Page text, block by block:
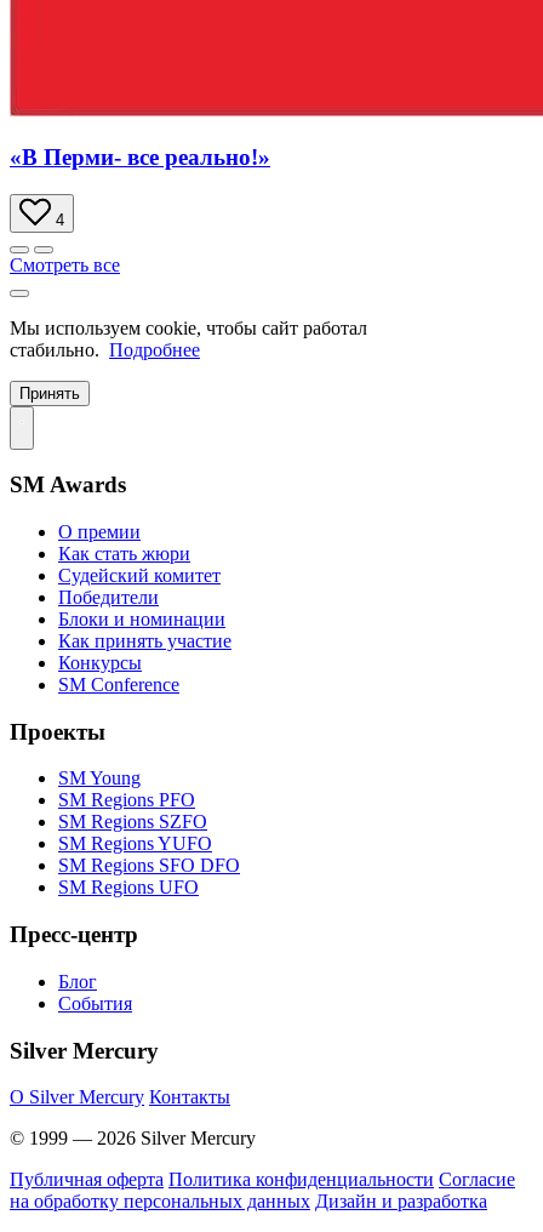
«В Перми- все реально!»
4
Смотреть все
Мы используем cookie, чтобы сайт работал
стабильно. Подробнее
Принять
SM Awards
О премии
Как стать жюри
Судейский комитет
Победители
Блоки и номинации
Как принять участие
Конкурсы
SM Conference
Проекты
SM Young
SM Regions PFO
SM Regions SZFO
SM Regions YUFO
SM Regions SFO DFO
SM Regions UFO
Пресс-центр
Блог
События
Silver Mercury
O Silver Mercury Контакты
© 1999 — 2026 Silver Mercury
Публичная оферта Политика конфиденциальности Согласие
на обработку персональных данных Дизайн и разработка